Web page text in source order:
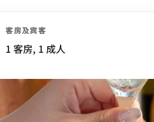
客房及宾客
1 客房, 1 成人